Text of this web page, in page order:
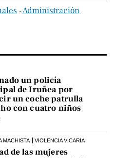
‧Administración
un policía
de Iruñea por
un coche patrulla
con cuatro niños
MACHISTA VIOLENCIA VICARIA
de las mujeres